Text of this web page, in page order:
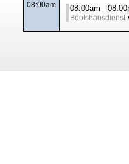
08:00am 08:00am -
Bootshausdienst